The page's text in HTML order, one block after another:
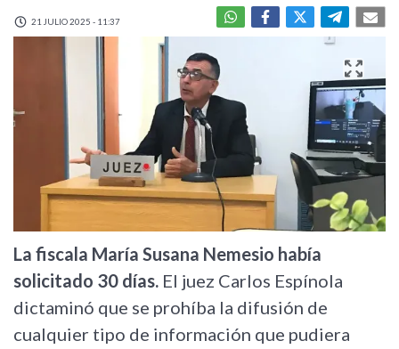
21 JULIO 2025 - 11:37
La fiscala María Susana Nemesio había
solicitado 30 días. El juez Carlos Espínola
dictaminó que se prohíba la difusión de
cualquier tipo de información que pudiera